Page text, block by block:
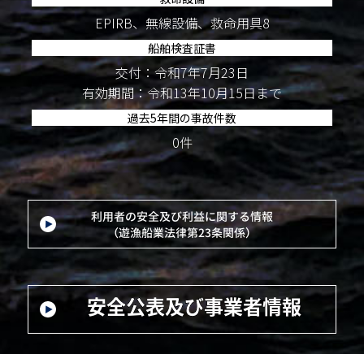
EPIRB、無線設備、救命用具8
船舶検査証書
交付：令和7年7月23日
有効期間：令和13年10月15日まで
過去5年間の事故件数
0件